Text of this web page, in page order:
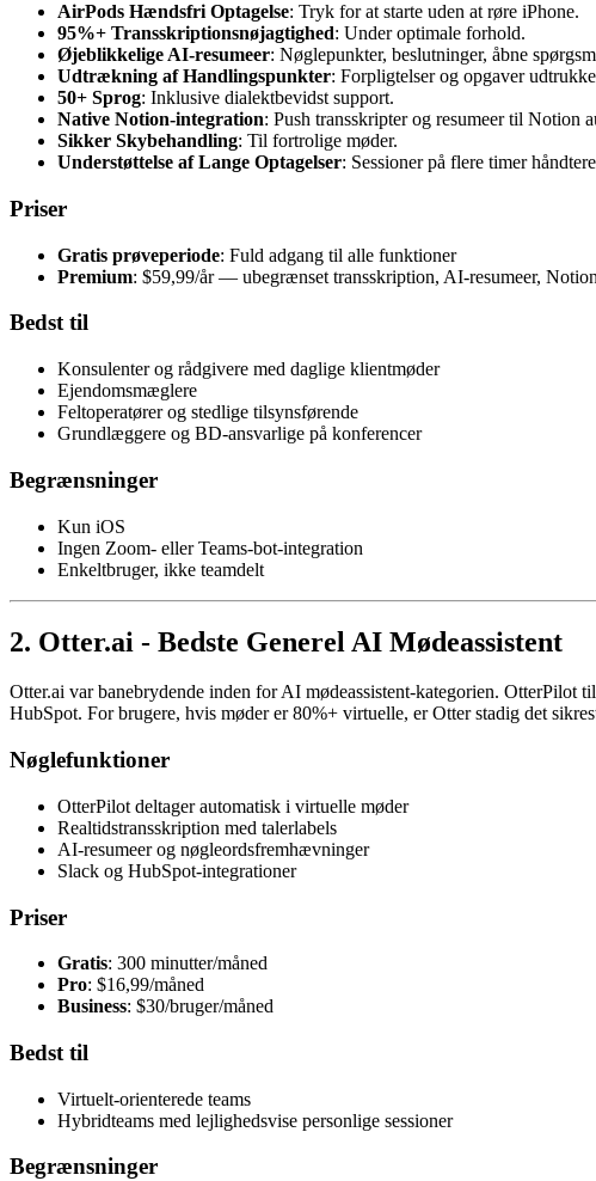
AirPods Hændsfri Optagelse: Tryk for at starte uden at røre iPhone.
95%+ Transskriptionsnøjagtighed: Under optimale forhold.
Øjeblikkelige AI-resumeer: Nøglepunkter, beslutninger, åbne
Udtrækning af Handlingspunkter: Forpligtelser og opgaver
50+ Sprog: Inklusive dialektbevidst support.
Native Notion-integration: Push transskripter og resumeer til Notion
Sikker Skybehandling: Til fortrolige møder.
Understøttelse af Lange Optagelser: Sessioner på flere timer
Priser
Gratis prøveperiode: Fuld adgang til alle funktioner
Premium: $59,99/år — ubegrænset transskription, AI-resumeer,
Bedst til
Konsulenter og rådgivere med daglige klientmøder
Ejendomsmæglere
Feltoperatører og stedlige tilsynsførende
Grundlæggere og BD-ansvarlige på konferencer
Begrænsninger
Kun iOS
Ingen Zoom- eller Teams-bot-integration
Enkeltbruger, ikke teamdelt
2. Otter.ai - Bedste Generel AI Mødeassistent
Otter.ai var banebrydende inden for AI mødeassistent-kategorien. OtterPilot
HubSpot. For brugere, hvis møder er 80%+ virtuelle, er Otter stadig det
Nøglefunktioner
OtterPilot deltager automatisk i virtuelle møder
Realtidstransskription med talerlabels
AI-resumeer og nøgleordsfremhævninger
Slack og HubSpot-integrationer
Priser
Gratis: 300 minutter/måned
Pro: $16,99/måned
Business: $30/bruger/måned
Bedst til
Virtuelt-orienterede teams
Hybridteams med lejlighedsvise personlige sessioner
Begrænsninger